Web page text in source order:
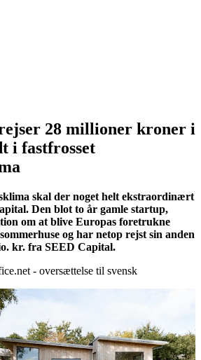
28 millioner kroner i
i fastfrosset
skal der noget helt ekstraordinært
Den blot to år gamle startup,
om at blive Europas foretrukne
og har netop rejst sin anden
kr. fra SEED Capital.